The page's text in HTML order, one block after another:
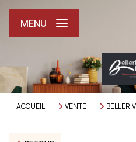
MENU
ACCUEIL VENTE